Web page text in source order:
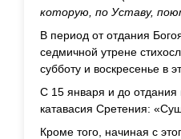
которую, по Уставу,
В период от отдания
седмичной утрене
субботу и воскресенье в
С 15 января и до отдания
катавасия Сретения:
Кроме того, начиная с